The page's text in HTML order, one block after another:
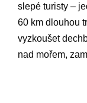
slepé turisty –
60 km dlouhou
vyzkoušet
nad mořem,